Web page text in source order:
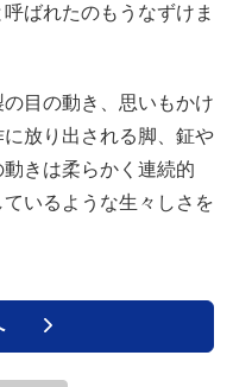
ばれたのもうなずけま
目の動き、思いもかけ
放り出される脚、鉦や
きは柔らかく連続的
いるような生々しさを